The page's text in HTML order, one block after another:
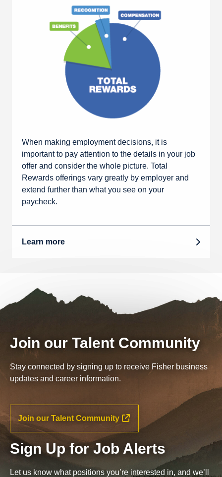
When making employment decisions, it is
important to pay attention to the details in your job
offer and consider the whole picture. Total
Rewards offerings vary greatly by employer and
extend further than what you see on your
paycheck.
Learn more
Join our Talent Community
Stay connected by signing up to receive Fisher business
updates and career information.
Join our Talent Community
Sign Up for Job Alerts
Let us know what positions you’re interested in, and we’ll